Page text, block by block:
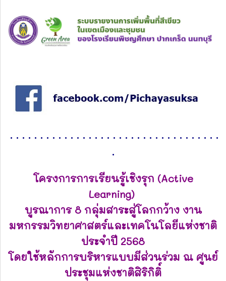
. . . . . . . . . . . . . . . . . . . . . . . . . . . . . . . . . . .
.
โครงการการเรียนรู้เชิงรุก (Active
Learning)
บูรณาการ 8 กลุ่มสาระสู่โลกกว้าง งาน
มหกรรมวิทยาศาสตร์และเทคโนโลยีแห่งชาติ
ประจำปี 2568
โดยใช้หลักการบริหารแบบมีส่วนร่วม ณ ศูนย์
ประชุมแห่งชาติสิริกิติ์